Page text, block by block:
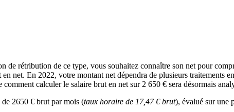
de rétribution de ce type, vous souhaitez connaître son net pour
net. En 2022, votre montant net dépendra de plusieurs traitements
calculer le salaire brut en net sur 2 650 € sera désormais
2650 € brut par mois (taux horaire de 17,47 € brut), évalué sur une